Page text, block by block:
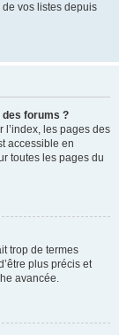
de vos listes depuis
des forums ?
l’index, les pages des
accessible en
toutes les pages du
trop de termes
plus précis et
avancée.